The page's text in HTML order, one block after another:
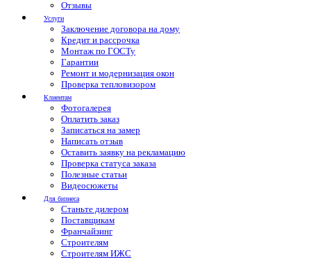
Отзывы
Услуги
Заключение договора на дому
Кредит и рассрочка
Монтаж по ГОСТу
Гарантии
Ремонт и модернизация окон
Проверка тепловизором
Клиентам
Фотогалерея
Оплатить заказ
Записаться на замер
Написать отзыв
Оставить заявку на рекламацию
Проверка статуса заказа
Полезные статьи
Видеосюжеты
Для бизнеса
Станьте дилером
Поставщикам
Франчайзинг
Строителям
Строителям ИЖС